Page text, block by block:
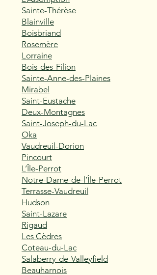
Sainte-Thérèse
Blainville
Boisbriand
Rosemère
Lorraine
Bois-des-Filion
Sainte-Anne-des-Plaines
Mirabel
Saint-Eustache
Deux-Montagnes
Saint-Joseph-du-Lac
Oka
Vaudreuil-Dorion
Pincourt
L’Île-Perrot
Notre-Dame-de-l’Île-Perrot
Terrasse-Vaudreuil
Hudson
Saint-Lazare
Rigaud
Les Cèdres
Coteau-du-Lac
Salaberry-de-Valleyfield
Beauharnois